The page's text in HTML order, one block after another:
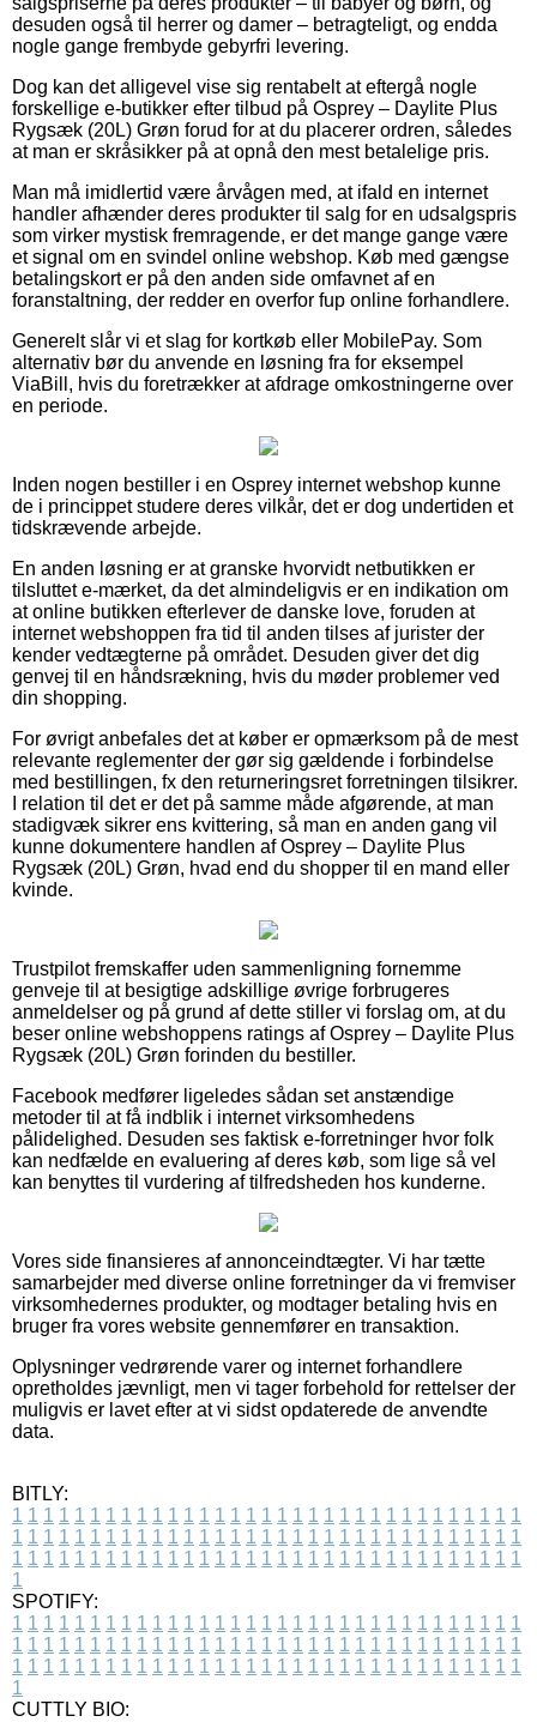
desuden også til herrer og damer – betragteligt, og endda
nogle gange frembyde gebyrfri levering.
Dog kan det alligevel vise sig rentabelt at eftergå nogle
forskellige e-butikker efter tilbud på Osprey – Daylite Plus
Rygsæk (20L) Grøn forud for at du placerer ordren, således
at man er skråsikker på at opnå den mest betalelige pris.
Man må imidlertid være årvågen med, at ifald en internet
handler afhænder deres produkter til salg for en udsalgspris
som virker mystisk fremragende, er det mange gange være
et signal om en svindel online webshop. Køb med gængse
betalingskort er på den anden side omfavnet af en
foranstaltning, der redder en overfor fup online forhandlere.
Generelt slår vi et slag for kortkøb eller MobilePay. Som
alternativ bør du anvende en løsning fra for eksempel
ViaBill, hvis du foretrækker at afdrage omkostningerne over
en periode.
Inden nogen bestiller i en Osprey internet webshop kunne
de i princippet studere deres vilkår, det er dog undertiden et
tidskrævende arbejde.
En anden løsning er at granske hvorvidt netbutikken er
tilsluttet e-mærket, da det almindeligvis er en indikation om
at online butikken efterlever de danske love, foruden at
internet webshoppen fra tid til anden tilses af jurister der
kender vedtægterne på området. Desuden giver det dig
genvej til en håndsrækning, hvis du møder problemer ved
din shopping.
For øvrigt anbefales det at køber er opmærksom på de mest
relevante reglementer der gør sig gældende i forbindelse
med bestillingen, fx den returneringsret forretningen tilsikrer.
I relation til det er det på samme måde afgørende, at man
stadigvæk sikrer ens kvittering, så man en anden gang vil
kunne dokumentere handlen af Osprey – Daylite Plus
Rygsæk (20L) Grøn, hvad end du shopper til en mand eller
kvinde.
Trustpilot fremskaffer uden sammenligning fornemme
genveje til at besigtige adskillige øvrige forbrugeres
anmeldelser og på grund af dette stiller vi forslag om, at du
beser online webshoppens ratings af Osprey – Daylite Plus
Rygsæk (20L) Grøn forinden du bestiller.
Facebook medfører ligeledes sådan set anstændige
metoder til at få indblik i internet virksomhedens
pålidelighed. Desuden ses faktisk e-forretninger hvor folk
kan nedfælde en evaluering af deres køb, som lige så vel
kan benyttes til vurdering af tilfredsheden hos kunderne.
Vores side finansieres af annonceindtægter. Vi har tætte
samarbejder med diverse online forretninger da vi fremviser
virksomhedernes produkter, og modtager betaling hvis en
bruger fra vores website gennemfører en transaktion.
Oplysninger vedrørende varer og internet forhandlere
opretholdes jævnligt, men vi tager forbehold for rettelser der
muligvis er lavet efter at vi sidst opdaterede de anvendte
data.
BITLY:
1 1 1 1 1 1 1 1 1 1 1 1 1 1 1 1 1 1 1 1 1 1 1 1 1 1 1 1 1 1 1 1 1
1 1 1 1 1 1 1 1 1 1 1 1 1 1 1 1 1 1 1 1 1 1 1 1 1 1 1 1 1 1 1 1 1
1 1 1 1 1 1 1 1 1 1 1 1 1 1 1 1 1 1 1 1 1 1 1 1 1 1 1 1 1 1 1 1 1
1
SPOTIFY:
1 1 1 1 1 1 1 1 1 1 1 1 1 1 1 1 1 1 1 1 1 1 1 1 1 1 1 1 1 1 1 1 1
1 1 1 1 1 1 1 1 1 1 1 1 1 1 1 1 1 1 1 1 1 1 1 1 1 1 1 1 1 1 1 1 1
1 1 1 1 1 1 1 1 1 1 1 1 1 1 1 1 1 1 1 1 1 1 1 1 1 1 1 1 1 1 1 1 1
1
CUTTLY BIO: